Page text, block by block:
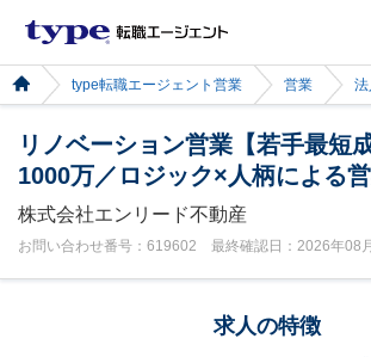
type転職エージェント営業 営業 法
リノベーション営業【若手最短
1000万／ロジック×人柄による営
株式会社エンリード不動産
お問い合わせ番号：619602 最終確認日：2026年08
求人の特徴